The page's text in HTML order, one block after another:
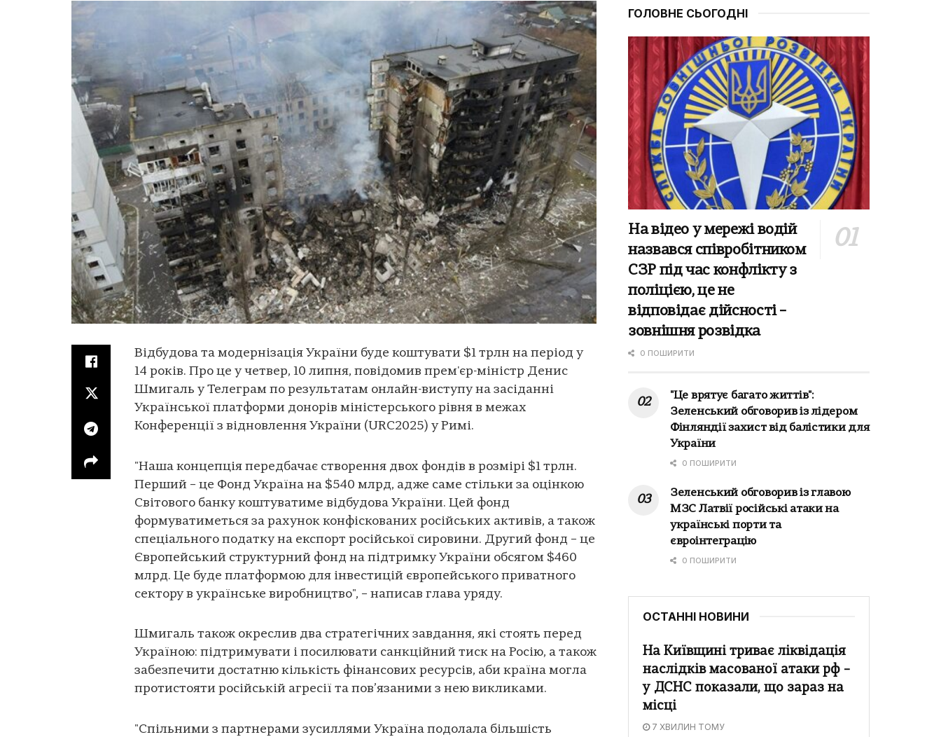
Відбудова та модернізація України буде коштувати $1 трлн на період у
14 років. Про це у четвер, 10 липня, повідомив прем'єр-міністр Денис
Шмигаль у Телеграм по результатам онлайн-виступу на засіданні
Української платформи донорів міністерського рівня в межах
Конференції з відновлення України (URC2025) у Римі.
"Наша концепція передбачає створення двох фондів в розмірі $1 трлн.
Перший – це Фонд Україна на $540 млрд, адже саме стільки за оцінкою
Світового банку коштуватиме відбудова України. Цей фонд
формуватиметься за рахунок конфіскованих російських активів, а також
спеціального податку на експорт російської сировини. Другий фонд – це
Європейський структурний фонд на підтримку України обсягом $460
млрд. Це буде платформою для інвестицій європейського приватного
сектору в українське виробництво", – написав глава уряду.
Шмигаль також окреслив два стратегічних завдання, які стоять перед
Україною: підтримувати і посилювати санкційний тиск на Росію, а також
забезпечити достатню кількість фінансових ресурсів, аби країна могла
протистояти російській агресії та пов’язаними з нею викликами.
"Спільними з партнерами зусиллями Україна подолала більшість
ГОЛОВНЕ СЬОГОДНІ
На відео у мережі водій
назвався співробітником
СЗР під час конфлікту з
поліцією, це не
відповідає дійсності –
зовнішня розвідка
0 ПОШИРИТИ
"Це врятує багато життів":
Зеленський обговорив із лідером
Фінляндії захист від балістики для
України
0 ПОШИРИТИ
Зеленський обговорив із главою
МЗС Латвії російські атаки на
українські порти та
євроінтеграцію
0 ПОШИРИТИ
ОСТАННІ НОВИНИ
На Київщині триває ліквідація
наслідків масованої атаки рф –
у ДСНС показали, що зараз на
місці
7 ХВИЛИН ТОМУ